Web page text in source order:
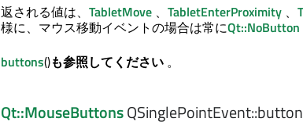
返される値は、 TabletMove 、 TabletEnterProximity 、
様に、マウス移動イベントの場合は常にQt::NoButton
buttons()も参照してください 。
Qt::MouseButtonsQSinglePointEvent::